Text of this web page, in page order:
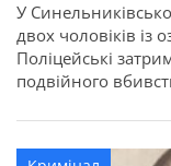
У
двох чоловіків із
Поліцейські
подвійного
Васильківського
повідомлення про